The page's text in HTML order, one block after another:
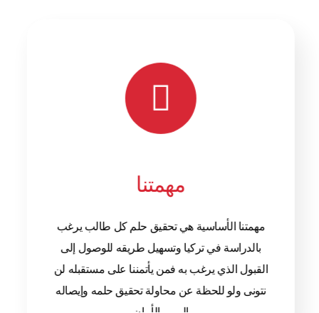
مهمتنا
مهمتنا الأساسية هي تحقيق حلم كل طالب يرغب
بالدراسة في تركيا وتسهيل طريقه للوصول إلى
القبول الذي يرغب به فمن يأتمننا على مستقبله لن
نتونى ولو للحظة عن محاولة تحقيق حلمه وإيصاله
إلى بر الأمان